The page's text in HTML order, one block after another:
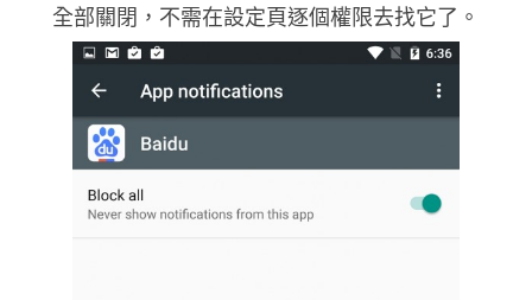
全部關閉，不需在設定頁逐個權限去找它了。